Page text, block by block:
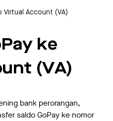
Virtual Account (VA)
ke
(VA)
bank perorangan,
saldo GoPay ke nomor